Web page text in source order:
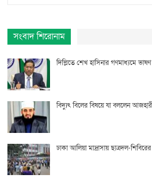
সংবাদ শিরোনাম
দিল্লিতে শেখ হাসিনার গণমাধ্যমে
বিদ্যুৎ বিলের বিষয়ে যা বললেন
ঢাকা আলিয়া মাদ্রাসায় ছাত্রদল-